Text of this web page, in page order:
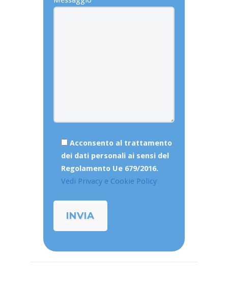
Acconsento al trattamento
dei dati personali ai sensi del
Regolamento Ue 679/2016.
Vedi Privacy e Cookie Policy